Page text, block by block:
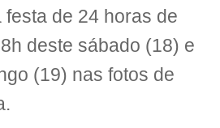
de 24 horas de
deste sábado (18) e
(19) nas fotos de